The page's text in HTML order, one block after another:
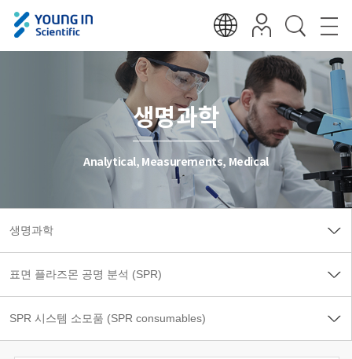
생명과학
Analytical, Measurements, Medical